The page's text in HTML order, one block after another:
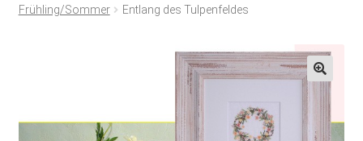
Frühling/Sommer
Entlang des Tulpenfeldes